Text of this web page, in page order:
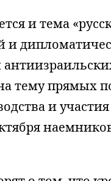
и тема
и
тему прямых
и